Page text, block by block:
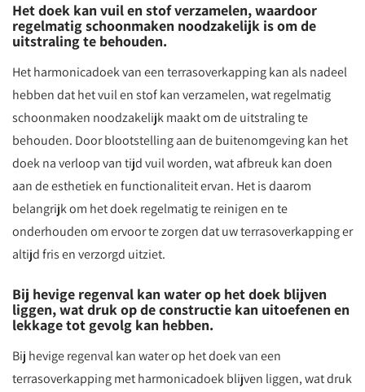
Het doek kan vuil en stof verzamelen, waardoor
regelmatig schoonmaken noodzakelijk is om de
uitstraling te behouden.
Het harmonicadoek van een terrasoverkapping kan als nadeel
hebben dat het vuil en stof kan verzamelen, wat regelmatig
schoonmaken noodzakelijk maakt om de uitstraling te
behouden. Door blootstelling aan de buitenomgeving kan het
doek na verloop van tijd vuil worden, wat afbreuk kan doen
aan de esthetiek en functionaliteit ervan. Het is daarom
belangrijk om het doek regelmatig te reinigen en te
onderhouden om ervoor te zorgen dat uw terrasoverkapping er
altijd fris en verzorgd uitziet.
Bij hevige regenval kan water op het doek blijven
liggen, wat druk op de constructie kan uitoefenen en
lekkage tot gevolg kan hebben.
Bij hevige regenval kan water op het doek van een
terrasoverkapping met harmonicadoek blijven liggen, wat druk